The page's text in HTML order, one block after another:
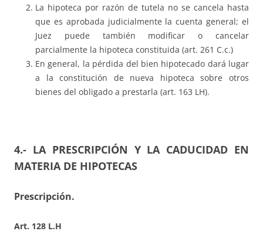
La hipoteca por razón de tutela no se cancela hasta
que es aprobada judicialmente la cuenta general; el
Juez puede también modificar o cancelar
parcialmente la hipoteca constituida (art. 261 C.c.)
En general, la pérdida del bien hipotecado dará lugar
a la constitución de nueva hipoteca sobre otros
bienes del obligado a prestarla (art. 163 LH).
4.- LA PRESCRIPCIÓN Y LA CADUCIDAD EN
MATERIA DE HIPOTECAS
Prescripción.
Art. 128 L.H